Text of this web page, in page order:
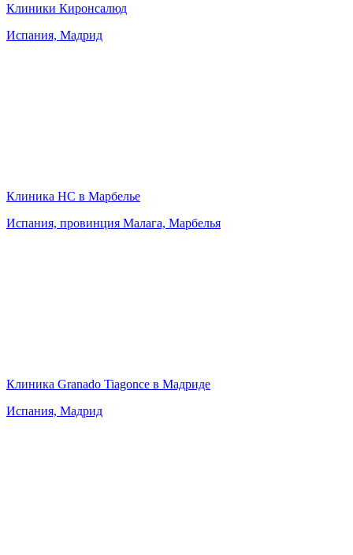
Клиники Киронсалюд
Испания, Мадрид
Клиника HC в Марбелье
Испания, провинция Малага, Марбелья
Клиника Granado Tiagonce в Мадриде
Испания, Мадрид